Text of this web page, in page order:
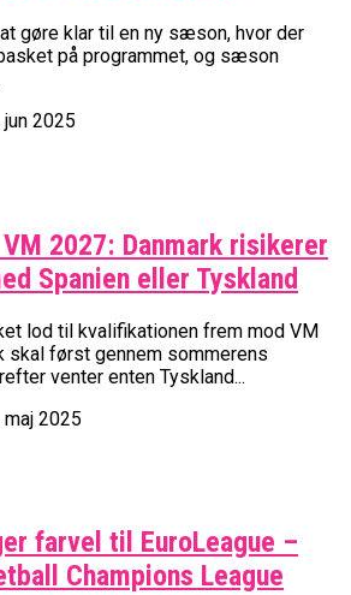
gøre klar til en ny sæson, hvor der
på programmet, og sæson
jun 2025
2027: Danmark risikerer
Spanien eller Tyskland
lod til kvalifikationen frem mod VM
skal først gennem sommerens
venter enten Tyskland...
maj 2025
farvel til EuroLeague –
Champions League